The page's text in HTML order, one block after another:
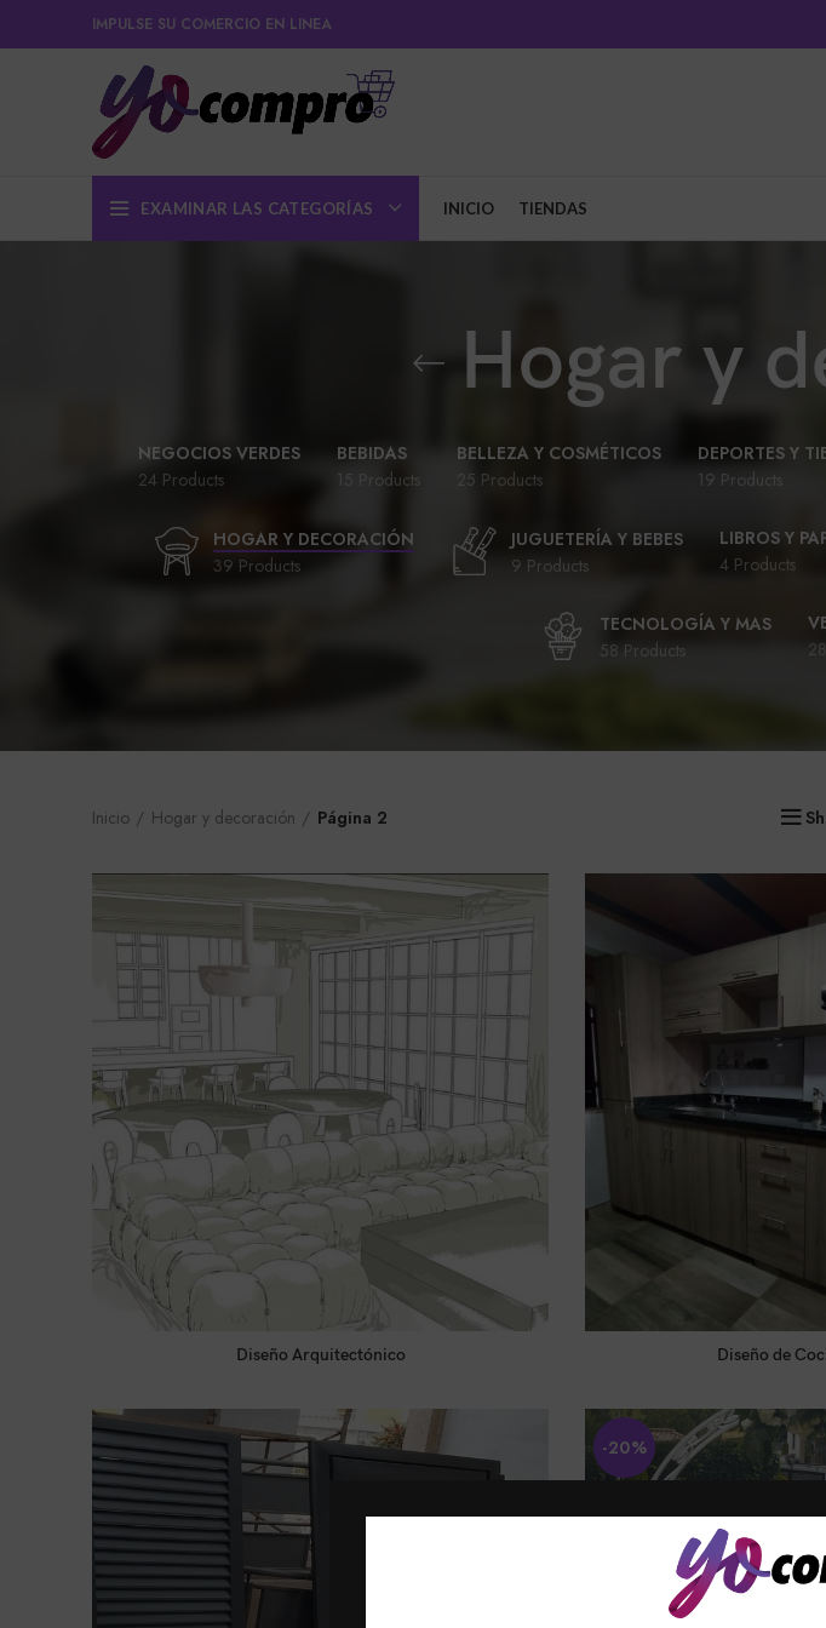
IMPULSE SU COMERCIO EN LINEA
EXAMINAR LAS CATEGORÍAS INICIO TIENDAS
Hogar y
NEGOCIOS VERDES
24 Products
BEBIDAS
15 Products
BELLEZA Y COSMÉTICOS
25 Products
DEPORTES Y
19 Products
HOGAR Y DECORACIÓN
39 Products
JUGUETERÍA Y BEBES
9 Products
LIBROS Y
4 Products
TECNOLOGÍA Y MAS
58 Products
Inicio Hogar y decoración Página 2
LEER MÁS
0
de
5
Diseño Arquitectónico LEER
0
Diseño de
-20%